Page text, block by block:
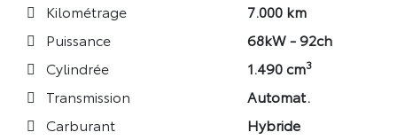
Kilométrage
7.000 km
Puissance
68kW - 92ch
Cylindrée
1.490 cm3
Transmission
Automat.
Carburant
Hybride